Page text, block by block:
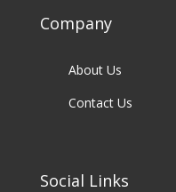
Company
About Us
Contact Us
Social Links